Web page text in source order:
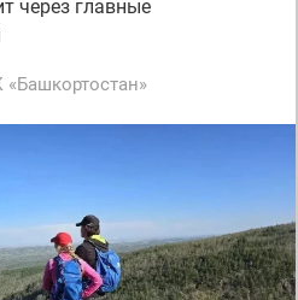
через главные
«Башкортостан»